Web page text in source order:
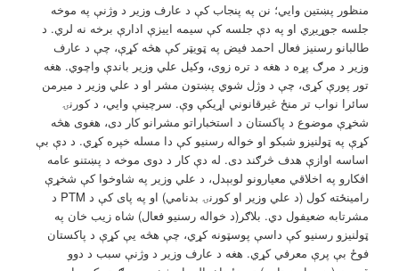
منظور پښتین وایي؛ نن په پنجاب کې د عارف وزیر د وژنې په موخه
جلسه جوړیږي او په دې جلسه کې سیمه اییزې ادارې برخه نه لري. د
طالبانو رسنیز فعال احمد فیض په ټویټر کې هڅه کړې، چې د عارف
وزیر د مرګ پړه د هغه د تره زوی، وکیل علي وزیر باندې واچوي. هغه
تور پورې کړی، چې د وژل شوي پښتون مشر او د علي وزیر د میرمن
سائرا نواب تر منځ غیرقانوني اړیکې وې. سرچینې وايي، د کورنۍ
شخړې موضوع د پاکستان د استخباراتو مشرانو کار دی، هغوی هڅه
کړې په ټولنیزو شبکو او خواله رسنیو کې دا مسله خپره کړي. د دې بې
اساسه اوازې هدف څرګند دی. له دې کار د دوی موخه د پښتنو عامه
افکارو په اخلاقي معیارونو لوبېدل، د علي وزیر په شاوخوا کې شخړې
رامینځته کول (د علي وزیر او کورنۍ بدنامي) او په پای کې د PTM د
مشرتابه ضعیفول دي. بلاګر(د خواله رسنیو فعال) شاه زیب خان په
ټولنیزو رسنیو کې داسې پوسټونه کړي، چې هڅه يې کړې د پاکستان
فوځ بې پرې معرفي کړي. هغه د عارف وزیر د وژنې سبب د دوو